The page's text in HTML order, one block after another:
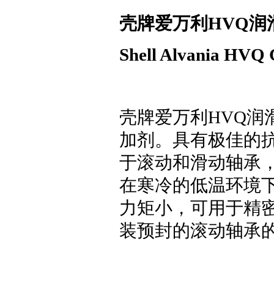
壳牌爱万利HVQ润
Shell Alvania HVQ
壳牌爱万利HVQ润
加剂。具有极佳的
于滚动和滑动轴承
在寒冷的低温环境
力矩小，可用于精
装预封的滚动轴承